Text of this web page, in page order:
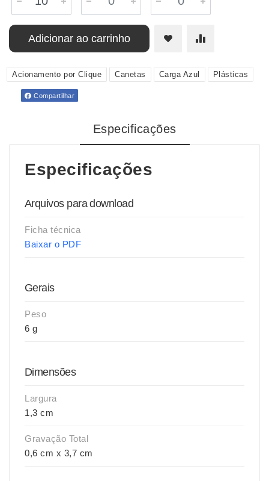
Adicionar ao carrinho
Acionamento por Clique Canetas Carga Azul Plásticas
Compartilhar
Especificações
Especificações
Arquivos para download
Ficha técnica
Baixar o PDF
Gerais
Peso
6 g
Dimensões
Largura
1,3 cm
Gravação Total
0,6 cm x 3,7 cm